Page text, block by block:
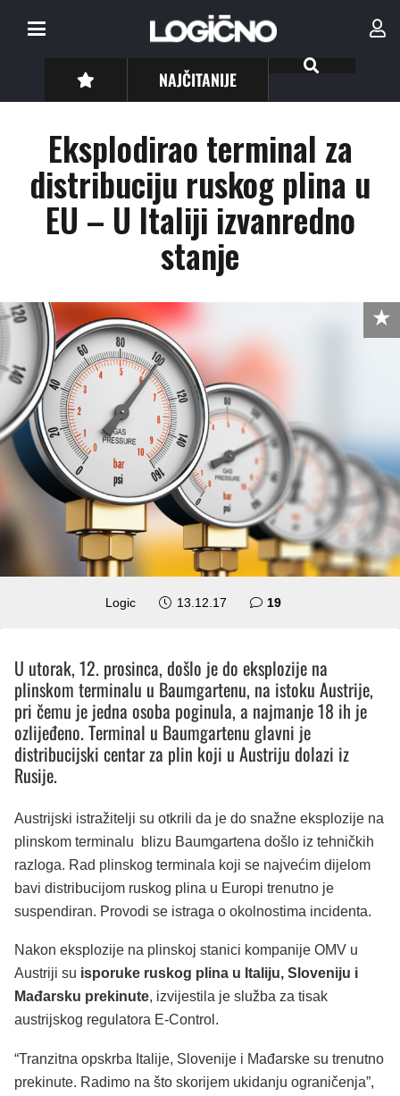
NAJČITANIJE
Eksplodirao terminal za
distribuciju ruskog plina u
EU – U Italiji izvanredno
stanje
Logic 13.12.17 19komentara
U utorak, 12. prosinca, došlo je do eksplozije na
plinskom terminalu u Baumgartenu, na istoku Austrije,
pri čemu je jedna osoba poginula, a najmanje 18 ih je
ozlijeđeno. Terminal u Baumgartenu glavni je
distribucijski centar za plin koji u Austriju dolazi iz
Rusije.
Austrijski istražitelji su otkrili da je do snažne eksplozije na
plinskom terminalu blizu Baumgartena došlo iz tehničkih
razloga. Rad plinskog terminala koji se najvećim dijelom
bavi distribucijom ruskog plina u Europi trenutno je
suspendiran. Provodi se istraga o okolnostima incidenta.
Nakon eksplozije na plinskoj stanici kompanije OMV u
Austriji su isporuke ruskog plina u Italiju, Sloveniju i
Mađarsku prekinute, izvijestila je služba za tisak
austrijskog regulatora E-Control.
“Tranzitna opskrba Italije, Slovenije i Mađarske su trenutno
prekinute. Radimo na što skorijem ukidanju ograničenja”,